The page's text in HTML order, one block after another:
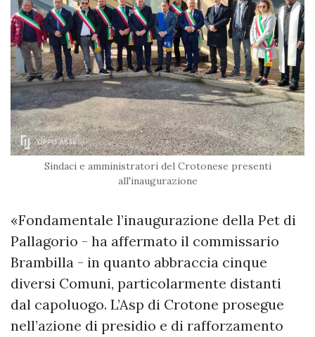
Sindaci e amministratori del Crotonese presenti
all'inaugurazione
«Fondamentale l’inaugurazione della Pet di
Pallagorio - ha affermato il commissario
Brambilla - in quanto abbraccia cinque
diversi Comuni, particolarmente distanti
dal capoluogo. L’Asp di Crotone prosegue
nell’azione di presidio e di rafforzamento